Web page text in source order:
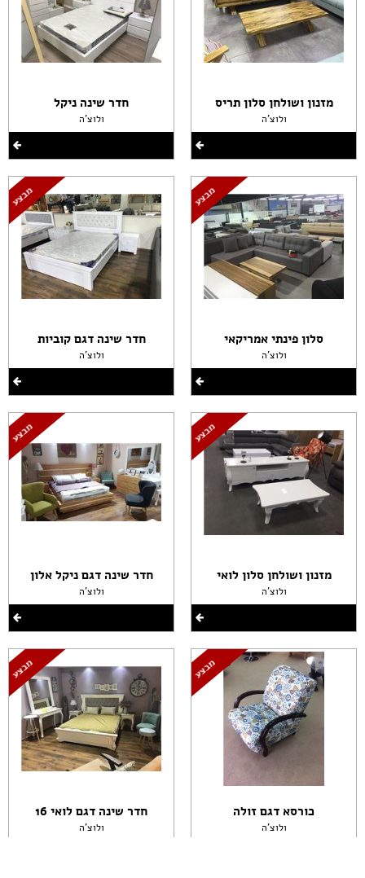
מזנון ושולחן סלון תריס
ולוצ'ה
סלון פינתי אמריקאי
ולוצ'ה
מזנון ושולחן סלון לואי
ולוצ'ה
כורסא דגם זולה
ולוצ'ה
חדר שינה ניקל
ולוצ'ה
חדר שינה דגם קוביות
ולוצ'ה
חדר שינה דגם ניקל אלון
ולוצ'ה
חדר שינה דגם לואי 16
ולוצ'ה